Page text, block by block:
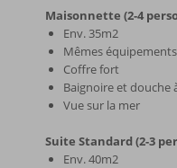
Maisonnette (2-4
Env. 35m2
Mêmes
Coffre fort
Baignoire et douche
Vue sur la mer
Suite Standard (2-3
Env. 40m2